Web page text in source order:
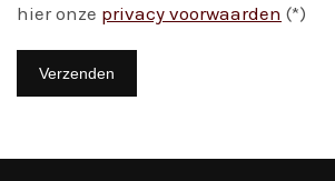
hier onze privacy voorwaarden (*)